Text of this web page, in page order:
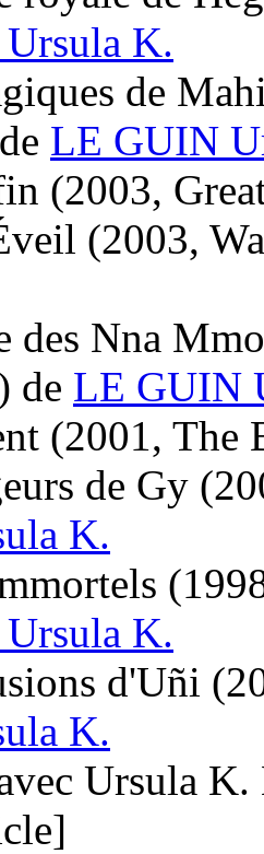
K.
de
de LE GUIN
(2003,
(2003,
des Nna
de LE GUIN
(2001, The
de Gy
K.
K.
d'Uñi
K.
Ursula